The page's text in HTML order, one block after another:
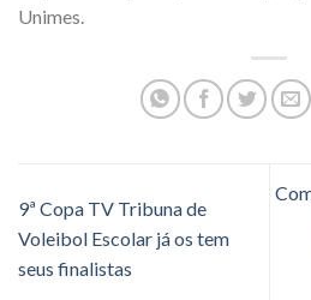
Unimes.
9ª Copa TV Tribuna de
Voleibol Escolar já os tem
seus finalistas